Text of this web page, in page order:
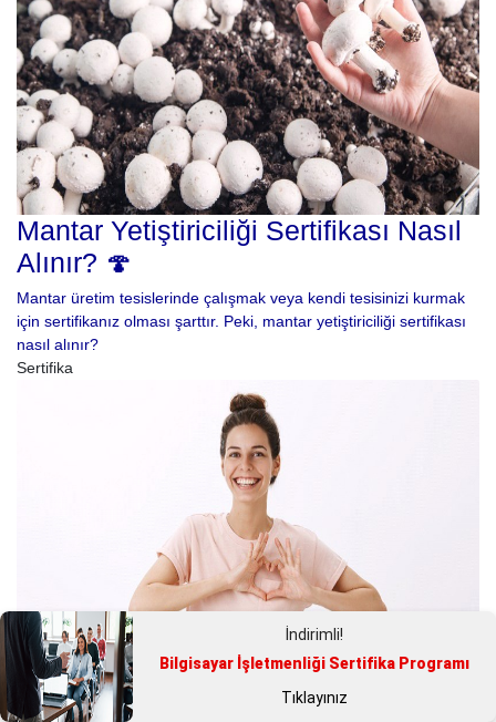
Mantar Yetiştiriciliği Sertifikası Nasıl
Alınır? 🍄
Mantar üretim tesislerinde çalışmak veya kendi tesisinizi kurmak
için sertifikanız olması şarttır. Peki, mantar yetiştiriciliği sertifikası
nasıl alınır?
Sertifika
İndirimli!
Bilgisayar İşletmenliği Sertifika Programı
Tıklayınız